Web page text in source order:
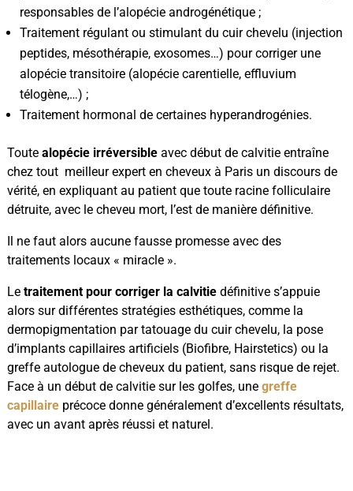
responsables de l’alopécie androgénétique ;
Traitement régulant ou stimulant du cuir chevelu (injection
peptides, mésothérapie, exosomes…) pour corriger une
alopécie transitoire (alopécie carentielle, effluvium
télogène,…) ;
Traitement hormonal de certaines hyperandrogénies.
Toute alopécie irréversibleavec début de calvitie entraîne
chez tout meilleur expert en cheveux à Paris un discours de
vérité, en expliquant au patient que toute racine folliculaire
détruite, avec le cheveu mort, l’est de manière définitive.
Il ne faut alors aucune fausse promesse avec des
traitements locaux « miracle ».
Letraitement pour corriger la calvitiedéfinitive s’appuie
alors sur différentes stratégies esthétiques, comme la
dermopigmentation par tatouage du cuir chevelu, la pose
d’implants capillaires artificiels (Biofibre, Hairstetics) ou la
greffe autologue de cheveux du patient, sans risque de rejet.
Face à un début de calvitie sur les golfes, une greffe
capillaireprécoce donne généralement d’excellents résultats,
avec un avant après réussi et naturel.